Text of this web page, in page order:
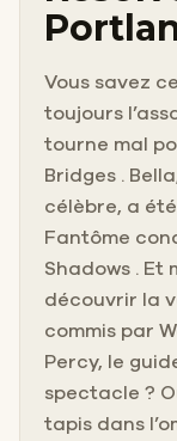
Vous savez
toujours
tourne mal
Bridges .
célèbre, a
Fantôme
Shadows . Et
découvrir la
commis par
Percy, le
spectacle ?
tapis dans